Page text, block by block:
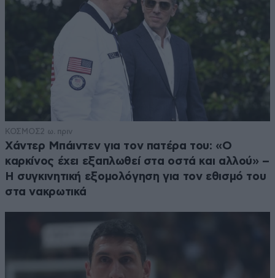
ΚΟΣΜΟΣ2 ω. πριν
Χάντερ Μπάιντεν για τον πατέρα του: «Ο
καρκίνος έχει εξαπλωθεί στα οστά και αλλού» –
Η συγκινητική εξομολόγηση για τον εθισμό του
στα νακρωτικά